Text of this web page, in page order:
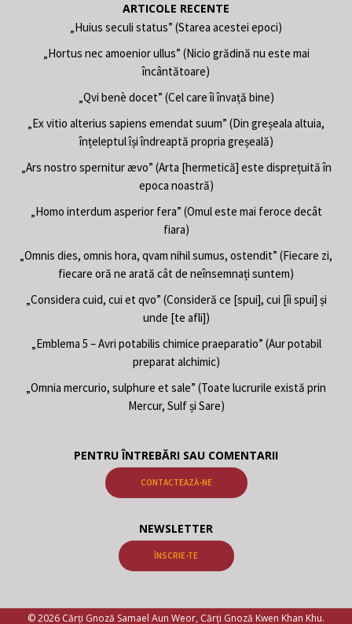
ARTICOLE RECENTE
„Huius seculi status” (Starea acestei epoci)
„Hortus nec amoenior ullus” (Nicio grădină nu este mai
încântătoare)
„Qvi benè docet” (Cel care îi învață bine)
„Ex vitio alterius sapiens emendat suum” (Din greșeala altuia,
înțeleptul își îndreaptă propria greșeală)
„Ars nostro spernitur ævo” (Arta [hermetică] este disprețuită în
epoca noastră)
„Homo interdum asperior fera” (Omul este mai feroce decât
fiara)
„Omnis dies, omnis hora, qvam nihil sumus, ostendit” (Fiecare zi,
fiecare oră ne arată cât de neînsemnați suntem)
„Considera cuid, cui et qvo” (Consideră ce [spui], cui [îi spui] și
unde [te afli])
„Emblema 5 – Avri potabilis chimice praeparatio” (Aur potabil
preparat alchimic)
„Omnia mercurio, sulphure et sale” (Toate lucrurile există prin
Mercur, Sulf și Sare)
PENTRU ÎNTREBĂRI SAU COMENTARII
CONTACTEAZĂ-NE
NEWSLETTER
ÎNSCRIE-TE
© 2026 Cărți Gnoză Samael Aun Weor, Cărți Gnoză Kwen Khan Khu.